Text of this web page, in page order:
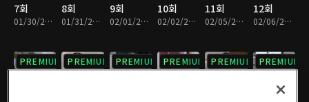
7회
01/30/2024 • 33분
8회
01/31/2024 • 32분
9회
02/01/2024 • 32분
10회
02/02/2024 • 33분
11회
02/05/2024 • 32분
12회
02/06/2024 • 33분
PREMIUM PREMIUM PREMIUM PREMIUM PREMIUM PREMIUM